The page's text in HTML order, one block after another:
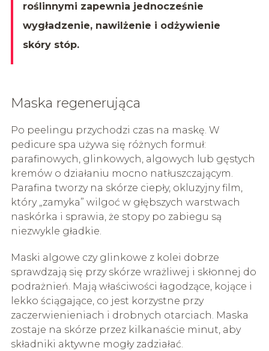
roślinnymi zapewnia jednocześnie
wygładzenie, nawilżenie i odżywienie
skóry stóp.
Maska regenerująca
Po peelingu przychodzi czas na maskę. W
pedicure spa używa się różnych formuł:
parafinowych, glinkowych, algowych lub gęstych
kremów o działaniu mocno natłuszczającym.
Parafina tworzy na skórze ciepły, okluzyjny film,
który „zamyka” wilgoć w głębszych warstwach
naskórka i sprawia, że stopy po zabiegu są
niezwykle gładkie.
Maski algowe czy glinkowe z kolei dobrze
sprawdzają się przy skórze wrażliwej i skłonnej do
podrażnień. Mają właściwości łagodzące, kojące i
lekko ściągające, co jest korzystne przy
zaczerwienieniach i drobnych otarciach. Maska
zostaje na skórze przez kilkanaście minut, aby
składniki aktywne mogły zadziałać.